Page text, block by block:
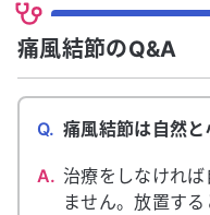
痛風結節のQ&A
Q. 痛風結節は自然と
A. 治療をしなけれ
ません。放置す